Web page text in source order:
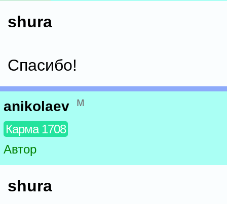
shura
Спасибо!
anikolaev м
Карма 1708
Автор
shura